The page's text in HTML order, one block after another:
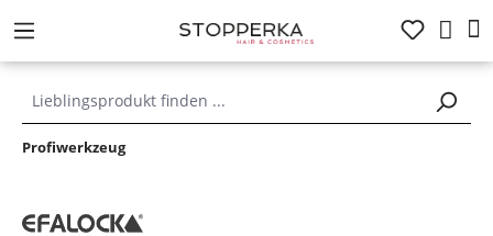
springen
Profiwerkzeug